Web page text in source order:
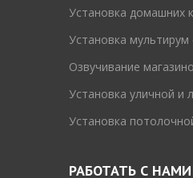
Установка домашних
Установка мультирум
Озвучивание
Установка уличной и
Установка
РАБОТАТЬ С НАМИ